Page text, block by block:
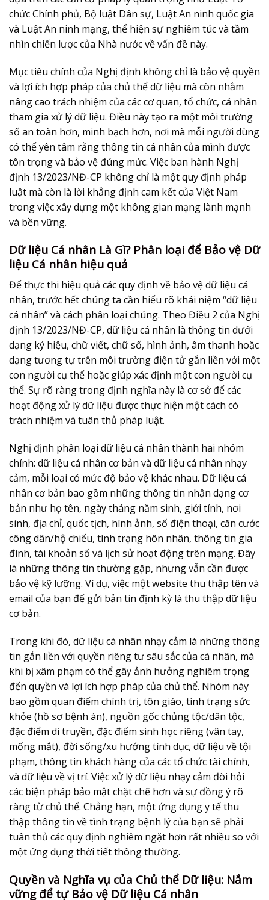
chức Chính phủ, Bộ luật Dân sự, Luật An ninh quốc gia
và Luật An ninh mạng, thể hiện sự nghiêm túc và tầm
nhìn chiến lược của Nhà nước về vấn đề này.
Mục tiêu chính của Nghị định không chỉ là bảo vệ quyền
và lợi ích hợp pháp của chủ thể dữ liệu mà còn nhằm
nâng cao trách nhiệm của các cơ quan, tổ chức, cá nhân
tham gia xử lý dữ liệu. Điều này tạo ra một môi trường
số an toàn hơn, minh bạch hơn, nơi mà mỗi người dùng
có thể yên tâm rằng thông tin cá nhân của mình được
tôn trọng và bảo vệ đúng mức. Việc ban hành Nghị
định 13/2023/NĐ-CP không chỉ là một quy định pháp
luật mà còn là lời khẳng định cam kết của Việt Nam
trong việc xây dựng một không gian mạng lành mạnh
và bền vững.
Dữ liệu Cá nhân Là Gì? Phân loại để Bảo vệ Dữ
liệu Cá nhân hiệu quả
Để thực thi hiệu quả các quy định về bảo vệ dữ liệu cá
nhân, trước hết chúng ta cần hiểu rõ khái niệm “dữ liệu
cá nhân” và cách phân loại chúng. Theo Điều 2 của Nghị
định 13/2023/NĐ-CP, dữ liệu cá nhân là thông tin dưới
dạng ký hiệu, chữ viết, chữ số, hình ảnh, âm thanh hoặc
dạng tương tự trên môi trường điện tử gắn liền với một
con người cụ thể hoặc giúp xác định một con người cụ
thể. Sự rõ ràng trong định nghĩa này là cơ sở để các
hoạt động xử lý dữ liệu được thực hiện một cách có
trách nhiệm và tuân thủ pháp luật.
Nghị định phân loại dữ liệu cá nhân thành hai nhóm
chính: dữ liệu cá nhân cơ bản và dữ liệu cá nhân nhạy
cảm, mỗi loại có mức độ bảo vệ khác nhau. Dữ liệu cá
nhân cơ bản bao gồm những thông tin nhận dạng cơ
bản như họ tên, ngày tháng năm sinh, giới tính, nơi
sinh, địa chỉ, quốc tịch, hình ảnh, số điện thoại, căn cước
công dân/hộ chiếu, tình trạng hôn nhân, thông tin gia
đình, tài khoản số và lịch sử hoạt động trên mạng. Đây
là những thông tin thường gặp, nhưng vẫn cần được
bảo vệ kỹ lưỡng. Ví dụ, việc một website thu thập tên và
email của bạn để gửi bản tin định kỳ là thu thập dữ liệu
cơ bản.
Trong khi đó, dữ liệu cá nhân nhạy cảm là những thông
tin gắn liền với quyền riêng tư sâu sắc của cá nhân, mà
khi bị xâm phạm có thể gây ảnh hưởng nghiêm trọng
đến quyền và lợi ích hợp pháp của chủ thể. Nhóm này
bao gồm quan điểm chính trị, tôn giáo, tình trạng sức
khỏe (hồ sơ bệnh án), nguồn gốc chủng tộc/dân tộc,
đặc điểm di truyền, đặc điểm sinh học riêng (vân tay,
mống mắt), đời sống/xu hướng tình dục, dữ liệu về tội
phạm, thông tin khách hàng của các tổ chức tài chính,
và dữ liệu về vị trí. Việc xử lý dữ liệu nhạy cảm đòi hỏi
các biện pháp bảo mật chặt chẽ hơn và sự đồng ý rõ
ràng từ chủ thể. Chẳng hạn, một ứng dụng y tế thu
thập thông tin về tình trạng bệnh lý của bạn sẽ phải
tuân thủ các quy định nghiêm ngặt hơn rất nhiều so với
một ứng dụng thời tiết thông thường.
Quyền và Nghĩa vụ của Chủ thể Dữ liệu: Nắm
vững để tự Bảo vệ Dữ liệu Cá nhân